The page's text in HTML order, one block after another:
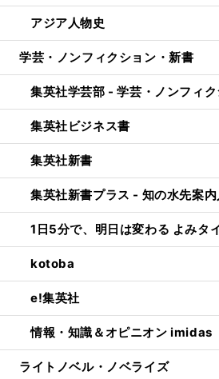
アジア人物史
学芸・ノンフィクション・新書
集英社学芸部 - 学芸・ノンフィ
集英社ビジネス書
集英社新書
集英社新書プラス - 知の水先案内
1日5分で、明日は変わる よみタ
kotoba
e!集英社
情報・知識＆オピニオン imidas
ライトノベル・ノベライズ